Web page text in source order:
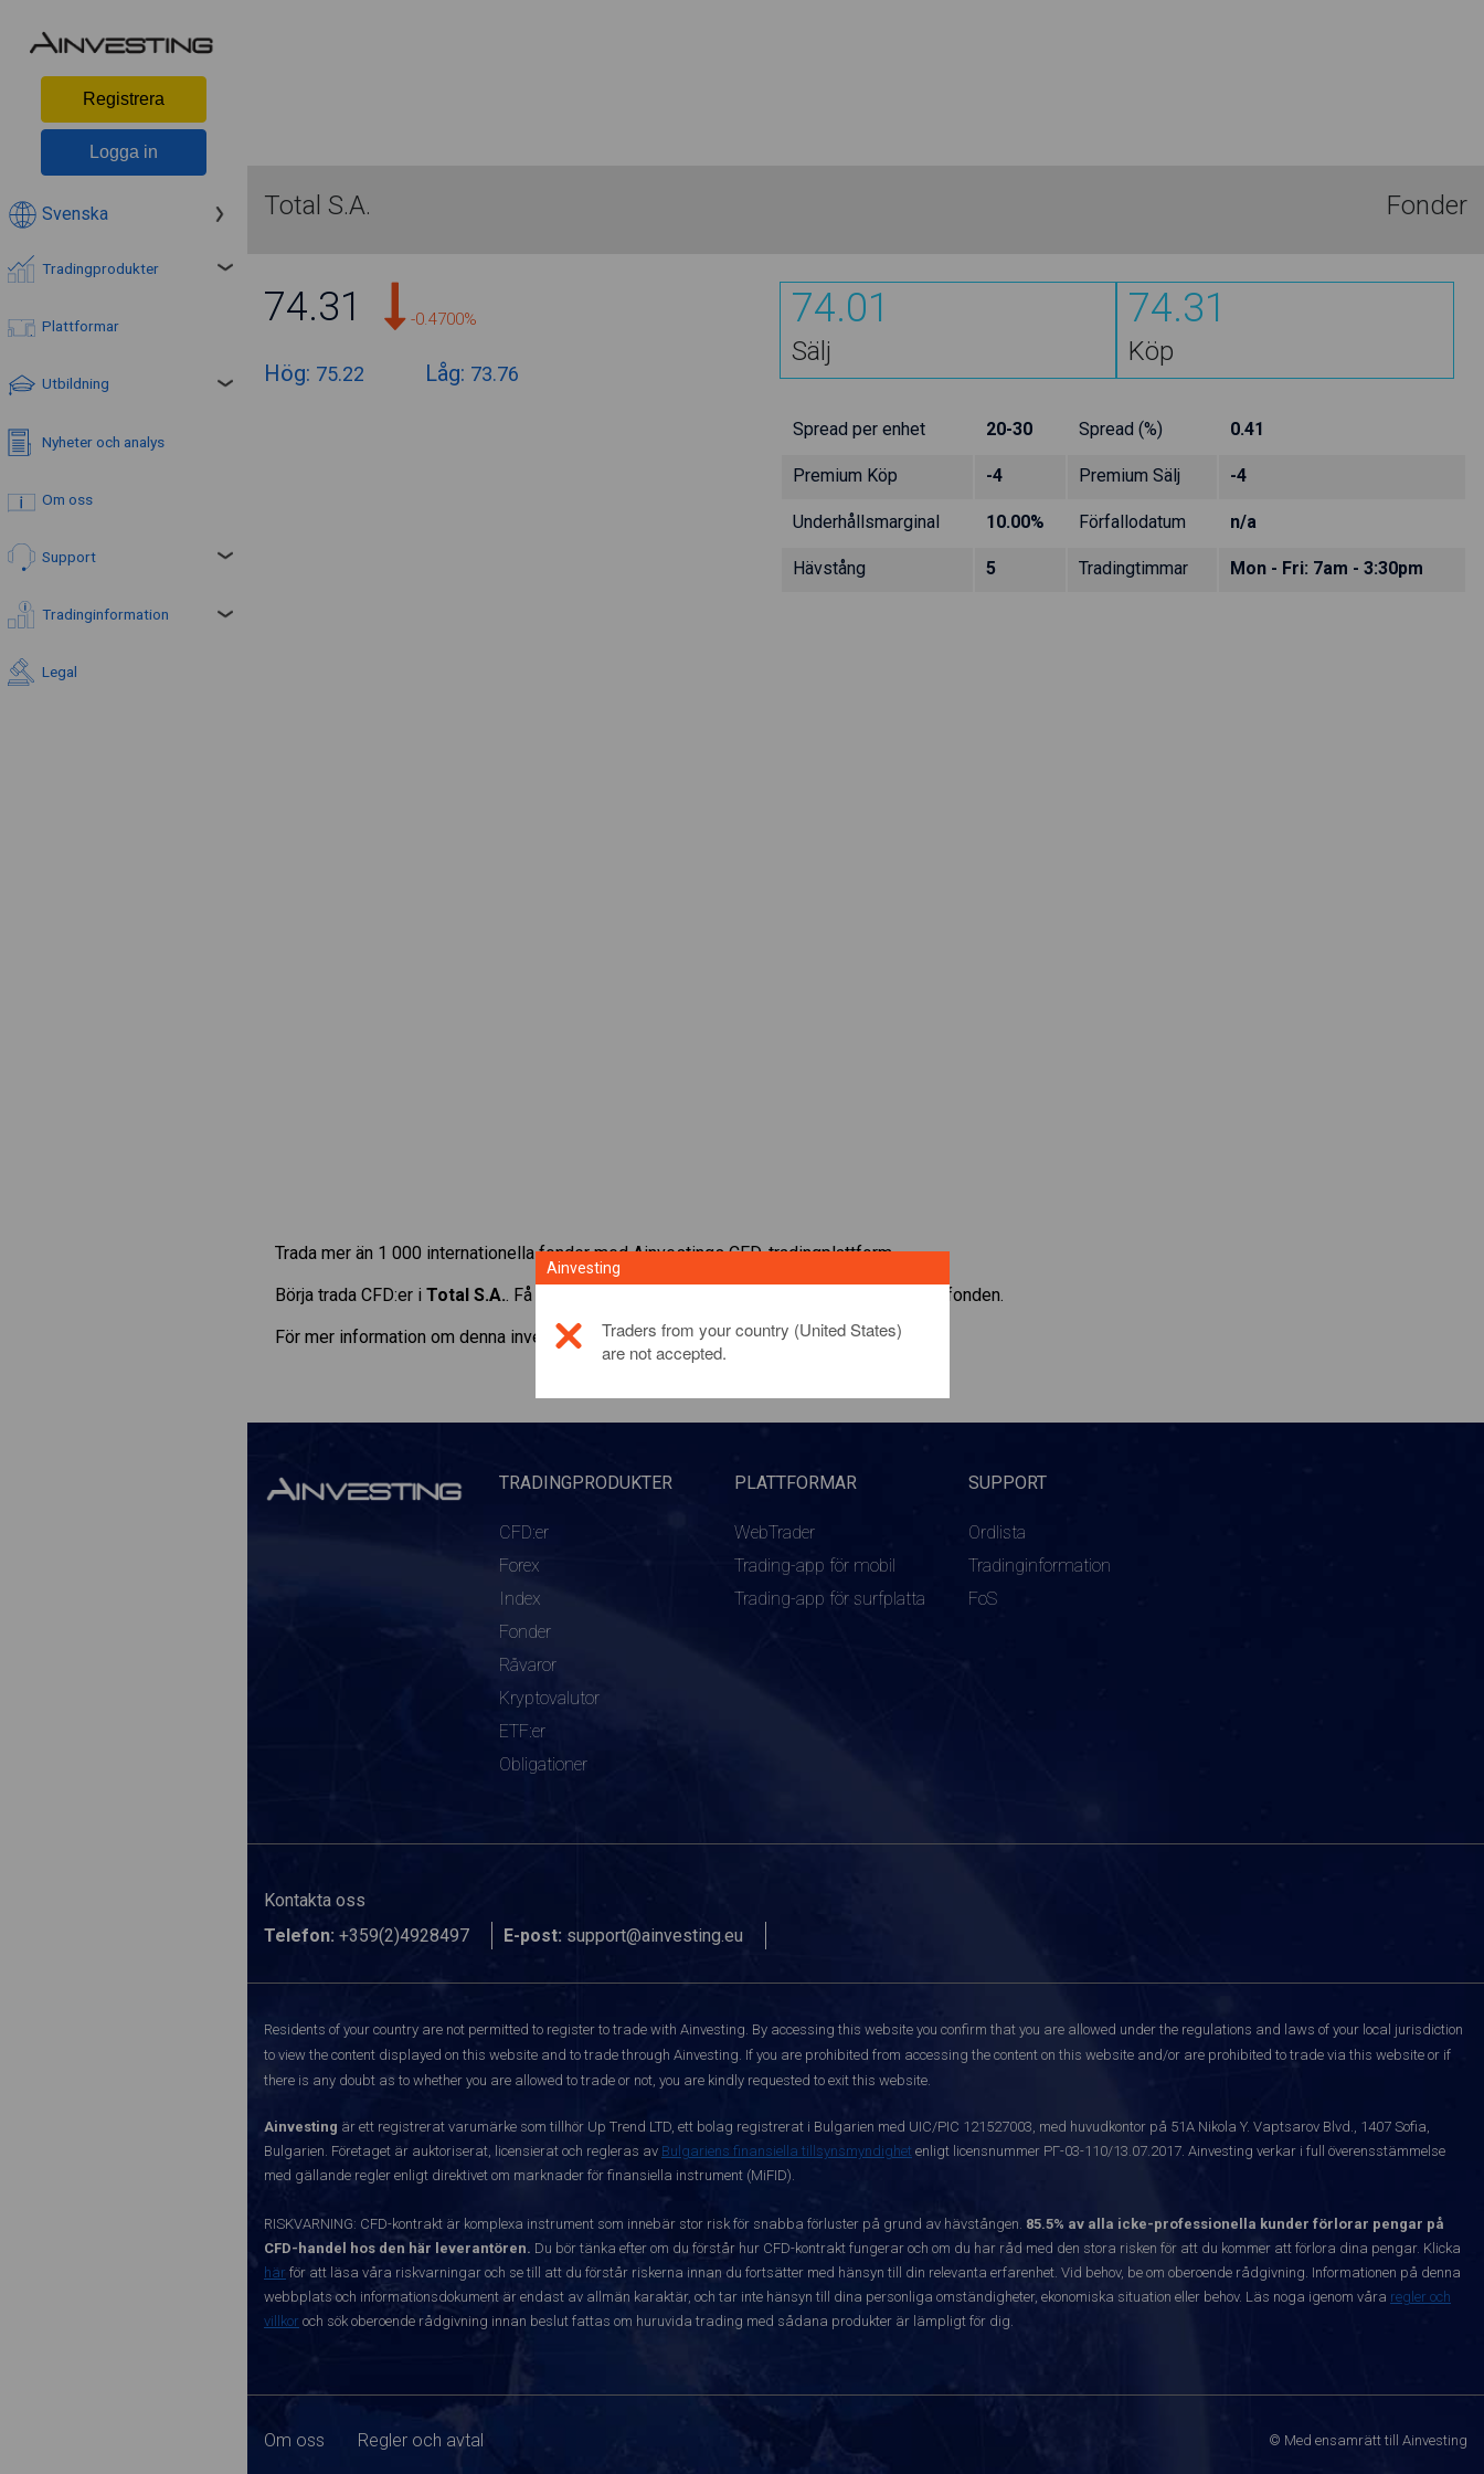
Registrera
Logga in
Svenska
Tradingprodukter
Plattformar
Utbildning
Nyheter och analys
Om oss
Support
Tradinginformation
Legal
Total S.A. Fonder
74.31 -0.4700%
Hög: 75.22 Låg: 73.76
74.01
Sälj
74.31
Köp
Spread per enhet 20-30 Spread (%) 0.41
Premium Köp -4 Premium Sälj -4
Underhållsmarginal 10.00% Förfallodatum n/a
Hävstång 5 Tradingtimmar Mon - Fri: 7am - 3:30pm
Trada mer än 1 000 internationella fonder med Ainvestings CFD-tradingplattform.
Börja trada CFD:er i Total S.A.. Få kurser och utdelningar i realtid som om du själv ägde fonden.
För mer information om denna investeringsprodukt,klicka här
TRADINGPRODUKTER
CFD:er
Forex
Index
Fonder
Råvaror
Kryptovalutor
ETF:er
Obligationer
PLATTFORMAR
WebTrader
Trading-app för mobil
Trading-app för surfplatta
SUPPORT
Ordlista
Tradinginformation
FoS
Kontakta oss
Telefon: +359(2)4928497 E-post: support@ainvesting.eu
Residents of your country are not permitted to register to trade with Ainvesting. By accessing this website you confirm that you are allowed under the regulations and laws of your local jurisdiction
to view the content displayed on this website and to trade through Ainvesting. If you are prohibited from accessing the content on this website and/or are prohibited to trade via this website or if
there is any doubt as to whether you are allowed to trade or not, you are kindly requested to exit this website.
Ainvesting är ett registrerat varumärke som tillhör Up Trend LTD, ett bolag registrerat i Bulgarien med UIC/PIC 121527003, med huvudkontor på 51A Nikola Y. Vaptsarov Blvd., 1407 Sofia,
Bulgarien. Företaget är auktoriserat, licensierat och regleras av Bulgariens finansiella tillsynsmyndighet enligt licensnummer РГ-03-110/13.07.2017. Ainvesting verkar i full överensstämmelse
med gällande regler enligt direktivet om marknader för finansiella instrument (MiFID).
RISKVARNING: CFD-kontrakt är komplexa instrument som innebär stor risk för snabba förluster på grund av hävstången. 85.5% av alla icke-professionella kunder förlorar pengar på
CFD-handel hos den här leverantören. Du bör tänka efter om du förstår hur CFD-kontrakt fungerar och om du har råd med den stora risken för att du kommer att förlora dina pengar. Klicka
här för att läsa våra riskvarningar och se till att du förstår riskerna innan du fortsätter med hänsyn till din relevanta erfarenhet. Vid behov, be om oberoende rådgivning. Informationen på denna
webbplats och informationsdokument är endast av allmän karaktär, och tar inte hänsyn till dina personliga omständigheter, ekonomiska situation eller behov. Läs noga igenom våra regler och
villkor och sök oberoende rådgivning innan beslut fattas om huruvida trading med sådana produkter är lämpligt för dig.
Om oss Regler och avtal © Med ensamrätt till Ainvesting
Ainvesting
Traders from your country (United States)
are not accepted.